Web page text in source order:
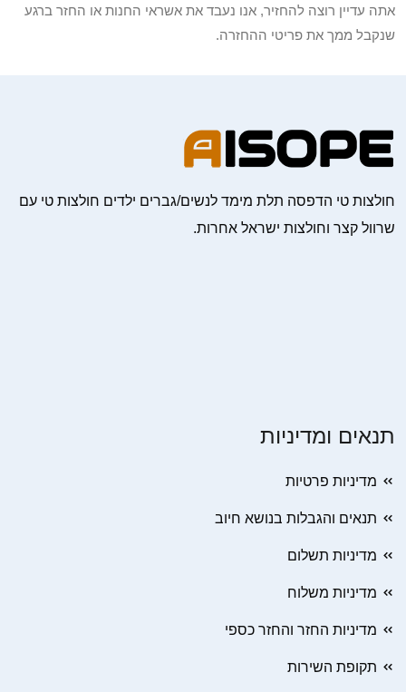
אתה עדיין רוצה להחזיר, אנו נעבד את אשראי החנות או החזר ברגע
שנקבל ממך את פריטי ההחזרה.
חולצות טי הדפסה תלת מימד לנשים/גברים ילדים חולצות טי עם
שרוול קצר וחולצות ישראל אחרות.
תנאים ומדיניות
מדיניות פרטיות
תנאים והגבלות בנושא חיוב
מדיניות תשלום
מדיניות משלוח
מדיניות החזר והחזר כספי
תקופת השירות